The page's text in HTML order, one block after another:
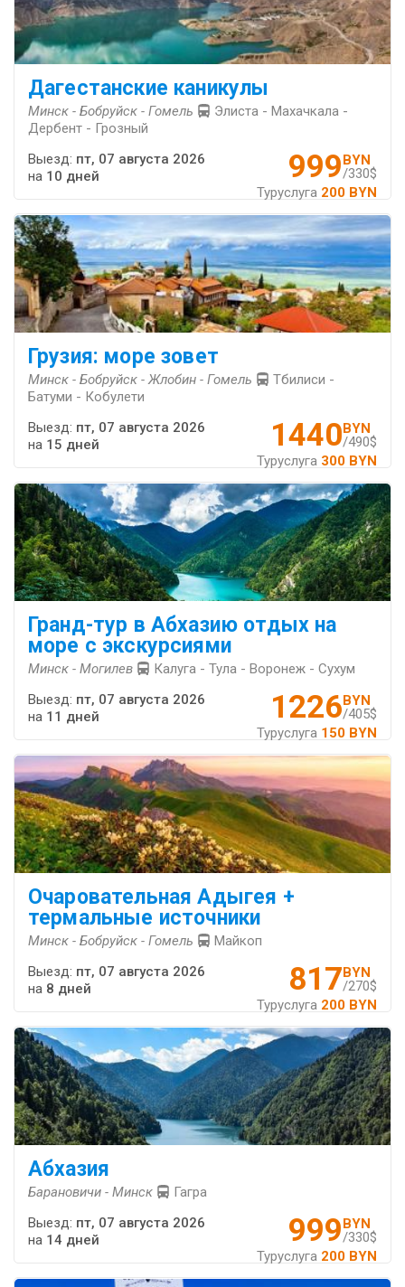
Дагестанские каникулы
Минск - Бобруйск - Гомель
Элиста - Махачкала -
Дербент - Грозный
999BYN
/330$
Туруслуга 200 BYN
Выезд: пт, 07 августа 2026
на 10 дней
Грузия: море зовет
Минск - Бобруйск - Жлобин - Гомель
Тбилиси -
Батуми - Кобулети
1440BYN
/490$
Туруслуга 300 BYN
Выезд: пт, 07 августа 2026
на 15 дней
Гранд-тур в Абхазию отдых на
море с экскурсиями
Минск - Могилев Калуга - Тула - Воронеж - Сухум
1226BYN
/405$
Туруслуга 150 BYN
Выезд: пт, 07 августа 2026
на 11 дней
Очаровательная Адыгея +
термальные источники
Минск - Бобруйск - Гомель Майкоп
817BYN
/270$
Туруслуга 200 BYN
Выезд: пт, 07 августа 2026
на 8 дней
Абхазия
Барановичи - Минск Гагра
999BYN
/330$
Туруслуга 200 BYN
Выезд: пт, 07 августа 2026
на 14 дней